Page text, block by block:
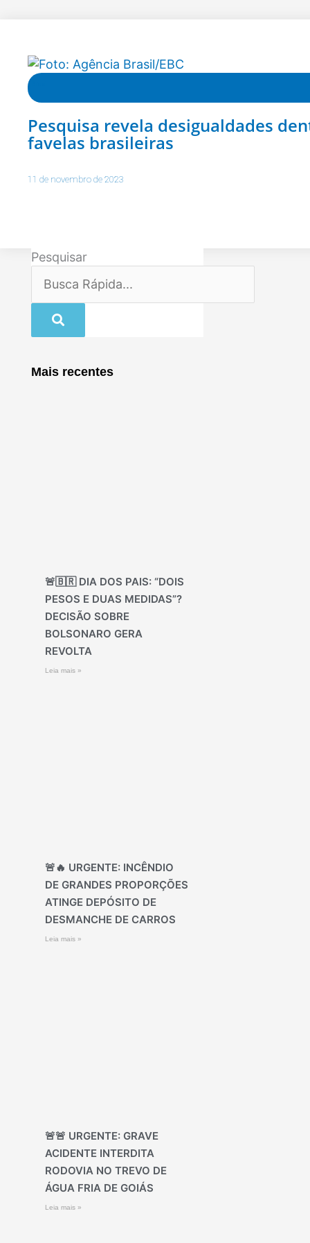
Pesquisa revela desigualdades
favelas brasileiras
11 de novembro de 2023
Pesquisar
Mais recentes
🚨🇧🇷 DIA DOS PAIS: “DOIS
PESOS E DUAS MEDIDAS”?
DECISÃO SOBRE
BOLSONARO GERA
REVOLTA
Leia mais »
🚨🔥 URGENTE: INCÊNDIO
DE GRANDES PROPORÇÕES
ATINGE DEPÓSITO DE
DESMANCHE DE CARROS
Leia mais »
🚨🚨 URGENTE: GRAVE
ACIDENTE INTERDITA
RODOVIA NO TREVO DE
ÁGUA FRIA DE GOIÁS
Leia mais »